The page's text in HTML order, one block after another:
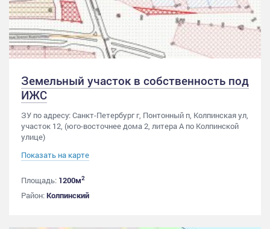
Земельный участок в собственность под
ИЖС
ЗУ по адресу: Санкт-Петербург г, Понтонный п, Колпинская ул,
участок 12, (юго-восточнее дома 2, литера А по Колпинской
улице)
Показать на карте
Площадь: 1200м2
Район:Колпинский